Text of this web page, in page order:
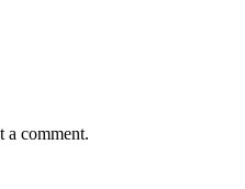
a comment.